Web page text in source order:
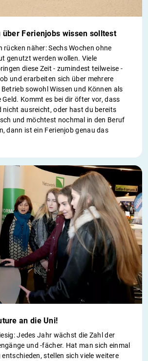
über Ferienjobs wissen solltest
rücken näher: Sechs Wochen ohne
genutzt werden wollen. Viele
diese Zeit - zumindest teilweise -
und erarbeiten sich über mehrere
sowohl Wissen und Können als
Geld. Kommt es bei dir öfter vor, dass
nicht ausreicht, oder hast du bereits
und möchtest nochmal in den Beruf
dann ist ein Ferienjob genau das
an die Uni!
Jedes Jahr wächst die Zahl der
und -fächer. Hat man sich einmal
stellen sich viele weitere